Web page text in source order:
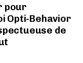
pour
Opti-Behavior
de